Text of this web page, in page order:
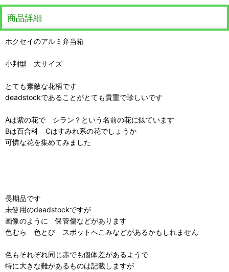
商品詳細
ホクセイのアルミ弁当箱
小判型 大サイズ
とても素敵な花柄です
deadstockであることがとても貴重で珍しいです
Aは紫の花で シラン？という名前の花に似ています
Bは百合科 Cはすみれ系の花でしょうか
可憐な花を集めてみました
長期品です
未使用のdeadstockですが
画像のように 保管傷などがあります
色むら 色とび スポットへこみなどがあるかもしれません
色もそれぞれ同じ赤でも個体差があるようで
特に大きな難があるものは記載しますが